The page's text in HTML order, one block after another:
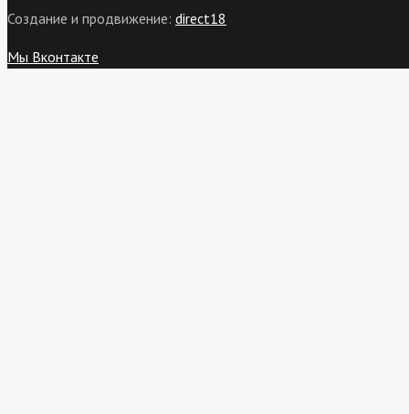
Создание и продвижение: direct18
Мы Вконтакте